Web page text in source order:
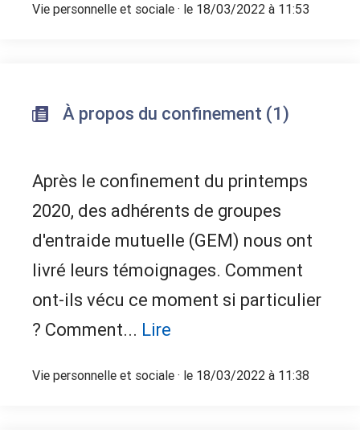
Vie personnelle et sociale · le 18/03/2022 à 11:53
À propos du confinement (1)
Après le confinement du printemps
2020, des adhérents de groupes
d'entraide mutuelle (GEM) nous ont
livré leurs témoignages. Comment
ont-ils vécu ce moment si particulier
? Comment... Lire
Vie personnelle et sociale · le 18/03/2022 à 11:38